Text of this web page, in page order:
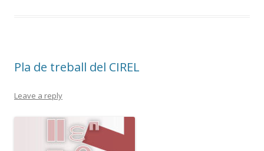
Pla de treball del CIREL
Leave a reply